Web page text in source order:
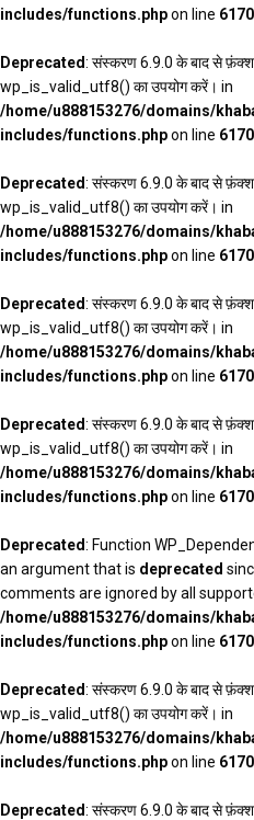
includes/functions.phpon line 6170
Deprecated: संस्करण 6.9.0 के बाद से
wp_is_valid_utf8() का उपयोग करें। in
/home/u888153276/domains/
includes/functions.phpon line 6170
Deprecated: संस्करण 6.9.0 के बाद से
wp_is_valid_utf8() का उपयोग करें। in
/home/u888153276/domains/
includes/functions.phpon line 6170
Deprecated: संस्करण 6.9.0 के बाद से
wp_is_valid_utf8() का उपयोग करें। in
/home/u888153276/domains/
includes/functions.phpon line 6170
Deprecated: संस्करण 6.9.0 के बाद से
wp_is_valid_utf8() का उपयोग करें। in
/home/u888153276/domains/
includes/functions.phpon line 6170
Deprecated: Function
an argument that is deprecated
comments are ignored by all
/home/u888153276/domains/
includes/functions.phpon line 6170
Deprecated: संस्करण 6.9.0 के बाद से
wp_is_valid_utf8() का उपयोग करें। in
/home/u888153276/domains/
includes/functions.phpon line 6170
Deprecated: संस्करण 6.9.0 के बाद से